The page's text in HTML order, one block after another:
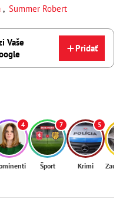
, Summer Robert
Vaše
Pridať
4 7
Šport
5
Krimi